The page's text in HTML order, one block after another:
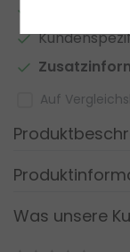
Auf
Was unsere